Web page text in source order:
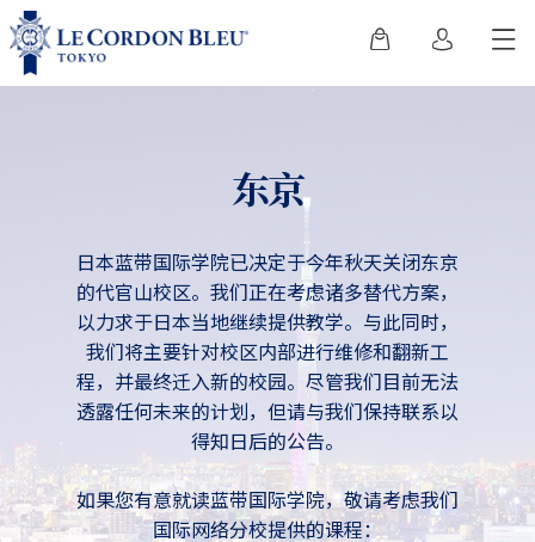
东京
日本蓝带国际学院已决定于今年秋天关闭东京
的代官山校区。我们正在考虑诸多替代方案，
以力求于日本当地继续提供教学。与此同时，
我们将主要针对校区内部进行维修和翻新工
程，并最终迁入新的校园。尽管我们目前无法
透露任何未来的计划，但请与我们保持联系以
得知日后的公告。
如果您有意就读蓝带国际学院，敬请考虑我们
国际网络分校提供的课程：